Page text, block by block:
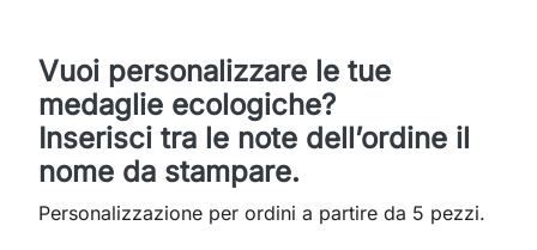
Vuoi personalizzare le tue
medaglie ecologiche?
Inserisci tra le note dell’ordine il
nome da stampare.
Personalizzazione per ordini a partire da 5 pezzi.